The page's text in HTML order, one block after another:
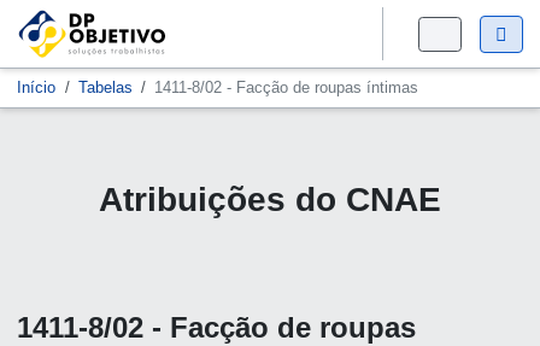
Início Tabelas 1411-8/02 - Facção de roupas íntimas
Atribuições do CNAE
1411-8/02 - Facção de roupas